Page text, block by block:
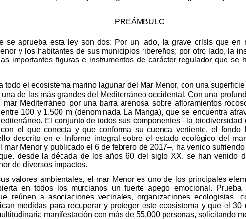
PREÁMBULO
se aprueba esta ley son dos: Por un lado, la grave crisis que en
y los habitantes de sus municipios ribereños; por otro lado, la
importantes figuras e instrumentos de carácter regulador que
todo el ecosistema marino lagunar del Mar Menor, con una
de las más grandes del Mediterráneo occidental. Con una
mar Mediterráneo por una barra arenosa sobre afloramientos
100 y 1.500 m (denominada La Manga), que se encuentra
El conjunto de todos sus componentes –la biodiversidad
el que conecta y que conforma su cuenca vertiente, el
descrito en el Informe integral sobre el estado ecológico del
mar Menor y publicado el 6 de febrero de 2017–, ha venido
desde la década de los años 60 del siglo XX, se han venido
de diversos impactos.
valores ambientales, el mar Menor es uno de los principales
en todos los murcianos un fuerte apego emocional.
reúnen a asociaciones vecinales, organizaciones ecologistas,
medidas para recuperar y proteger este ecosistema y que el
manifestación con más de 55.000 personas, solicitando